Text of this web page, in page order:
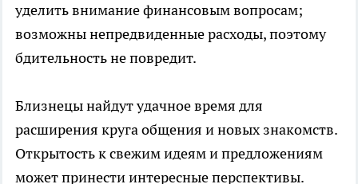
уделить внимание финансовым вопросам;
возможны непредвиденные расходы, поэтому
бдительность не повредит.
Близнецы найдут удачное время для
расширения круга общения и новых знакомств.
Открытость к свежим идеям и предложениям
может принести интересные перспективы.